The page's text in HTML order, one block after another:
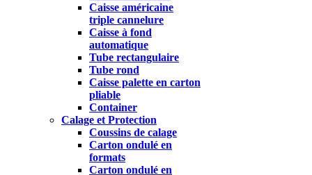
Caisse américaine
triple cannelure
Caisse à fond
automatique
Tube rectangulaire
Tube rond
Caisse palette en carton
pliable
Container
Calage et Protection
Coussins de calage
Carton ondulé en
formats
Carton ondulé en